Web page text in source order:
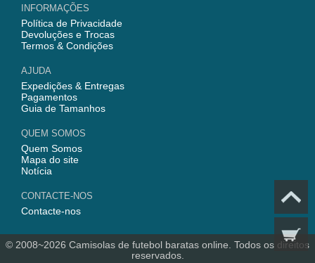
espectativas com esta Loja Online.
Nós semrpe fornecemod camisola de futebol com alta qualidade para os
homen. Altualmente, començou vendedo
clubes, como Benfica, Porto da Liga Portuguesa, Real Madrid, Barcelona
da La Liga, e Juventus, Manchester City, AC Milao e mais. Ainda
futebol, aqui nós temos tudo que você precisa.
INFORMAÇÕES
Política de Privacidade
Devoluções e Trocas
Termos & Condições
AJUDA
Expedições & Entregas
Pagamentos
Guia de Tamanhos
QUEM SOMOS
Quem Somos
Mapa do site
Notícia
CONTACTE-NOS
Contacte-nos
© 2008~2026 Camisolas de futebol baratas online . Todos os direitos
reservados.